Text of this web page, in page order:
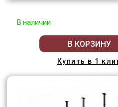
В наличии
В КОРЗИНУ
Купить в 1